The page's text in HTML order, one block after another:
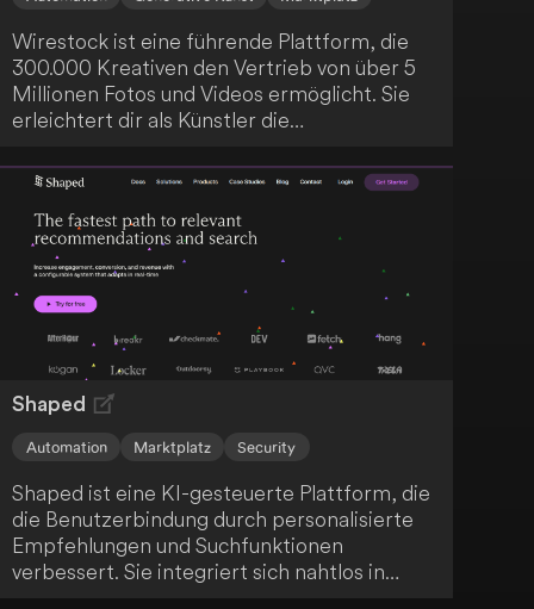
Wirestock ist eine führende Plattform, die
300.000 Kreativen den Vertrieb von über 5
Millionen Fotos und Videos ermöglicht. Sie
erleichtert dir als Künstler die
diese mit großen Marktplätzen und Marken
verbindet und manuelle Aufgaben reduziert.
Zusätzlich bietet Wirestock einen
leistungsfähigen KI-Generator, der das
Erstellen und Monetarisieren von KI-Inhalten
in wenigen Schritten ermöglicht.
Shaped
Automation Marktplatz Security
Shaped ist eine KI-gesteuerte Plattform, die
die Benutzerbindung durch personalisierte
Empfehlungen und Suchfunktionen
verbessert. Sie integriert sich nahtlos in